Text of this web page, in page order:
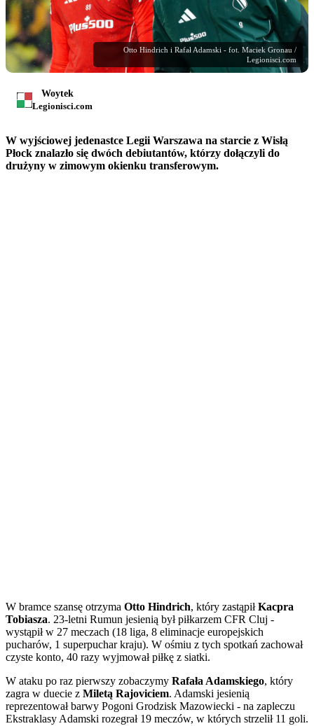
Otto Hindrich i Rafał Adamski - fot. Maciek Gronau /
Legionisci.com
Woytek
Legionisci.com
W wyjściowej jedenastce Legii Warszawa na starcie z Wisłą
Płock znalazło się dwóch debiutantów, którzy dołączyli do
drużyny w zimowym okienku transferowym.
W bramce szansę otrzyma Otto Hindrich, który zastąpiłKacpra
Tobiasza. 23-letni Rumun jesienią był piłkarzem CFR Cluj -
wystąpił w 27 meczach (18 liga, 8 eliminacje europejskich
pucharów, 1 superpuchar kraju). W ośmiu z tych spotkań zachował
czyste konto, 40 razy wyjmował piłkę z siatki.
W ataku po raz pierwszy zobaczymy Rafała Adamskiego, który
zagra w duecie z Miletą Rajoviciem. Adamski jesienią
reprezentował barwy Pogoni Grodzisk Mazowiecki - na zapleczu
Ekstraklasy Adamski rozegrał 19 meczów, w których strzelił 11 goli.